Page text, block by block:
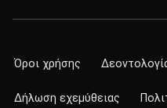
Όροι χρήσης
Δήλωση εχεμύθειας